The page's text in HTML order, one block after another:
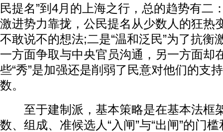
民提名”到4月的上海之行，总的趋势有二
激进势力靠拢，公民提名从少数人的狂热
不敢说不的想法;二是“温和泛民”为了抗衡
一方面争取与中央官员沟通，另一方面却
些“秀”是加强还是削弱了民意对他们的支
数。
至于建制派，基本策略是在基本法框
数、组成、准候选人“入闸”与“出闸”的门